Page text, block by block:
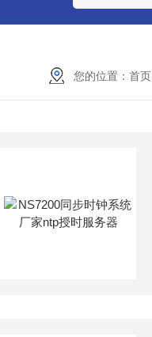
您的位置： 首页